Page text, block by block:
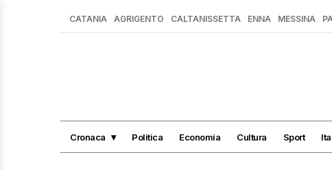
CATANIA AGRIGENTO CALTANISSETTA ENNA MESSINA
Cronaca Politica Economia Cultura Sport